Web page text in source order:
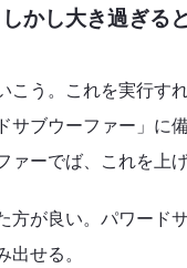
かし大き過ぎる
う。これを実行す
サブウーファー」に
ーでば、これを上
が良い。パワード
出せる。